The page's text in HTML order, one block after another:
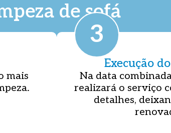
de sofá
mais
3
Execução
Na data
realizará o serviço
detalhes,